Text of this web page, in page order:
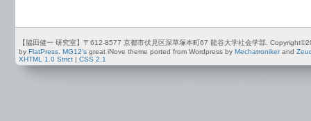
【脇田健一 研究室】〒612-8577 京都市伏見区深草塚本町67 龍谷大学社会学部.
by FlatPress. MG12's great iNove theme ported from Wordpress by Mechatronikerand
XHTML 1.0 Strict
CSS 2.1